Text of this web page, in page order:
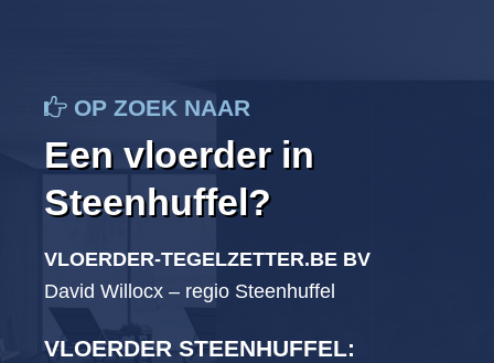
OP ZOEK NAAR
Een vloerder in
Steenhuffel?
VLOERDER-TEGELZETTER.BE BV
David Willocx – regio Steenhuffel
VLOERDER STEENHUFFEL: